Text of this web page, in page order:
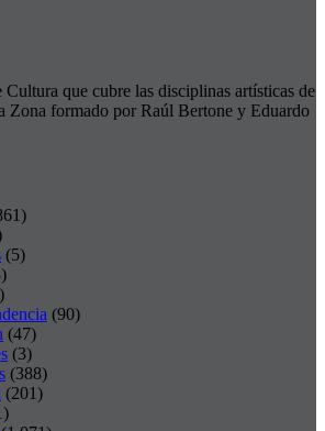
que cubre las disciplinas artísticas de
Zona formado por Raúl Bertone y Eduardo
(5)
(90)
(47)
(3)
(388)
(201)